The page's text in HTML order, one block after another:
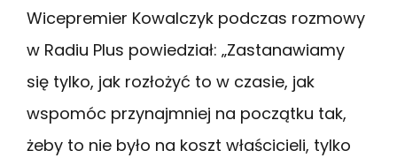
Wicepremier Kowalczyk podczas rozmowy
w Radiu Plus powiedział: „Zastanawiamy
się tylko, jak rozłożyć to w czasie, jak
wspomóc przynajmniej na początku tak,
żeby to nie było na koszt właścicieli, tylko